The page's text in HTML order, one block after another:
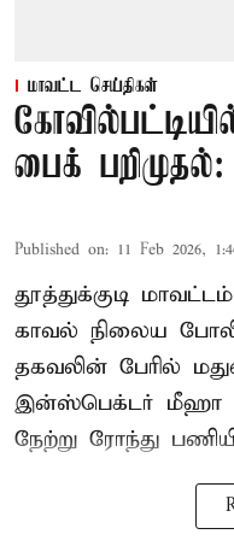
மாவட்ட செய்திகள்
பைக்
Published on: 11 Feb 2026,
தூத்துக்குடி
காவல் நிலைய
தகவலின் பேரில்
இன்ஸ்பெக்டர் மீஹா
நேற்று ரோந்து